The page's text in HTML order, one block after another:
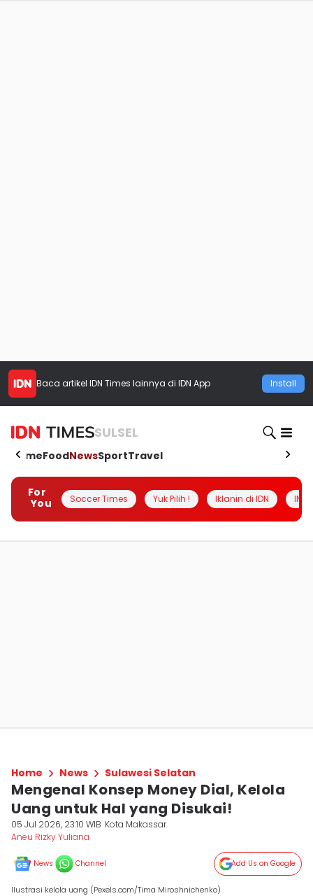
Baca artikel IDN Times lainnya di IDN App Install
SULSEL
HomeFoodNewsSportTravel
For
You
Soccer Times Yuk Pilih ! Iklanin di IDN
Home News Sulawesi Selatan
Mengenal Konsep Money Dial, Kelola
Uang untuk Hal yang Disukai!
05 Jul 2026, 23:10 WIB Kota Makassar
Aneu Rizky Yuliana
News Channel Add Us on Google
Ilustrasi kelola uang (Pexels.com/Tima Miroshnichenko)